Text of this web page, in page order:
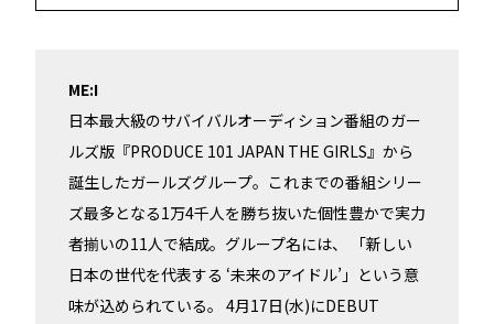
ME:I
日本最大級のサバイバルオーディション番組のガー
ルズ版『PRODUCE 101 JAPAN THE GIRLS』から
誕生したガールズグループ。これまでの番組シリー
ズ最多となる1万4千人を勝ち抜いた個性豊かで実力
者揃いの11人で結成。グループ名には、 「新しい
日本の世代を代表する ‘未来のアイドル’」という意
味が込められている。 4月17日(水)にDEBUT